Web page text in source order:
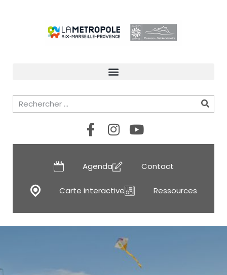
Agenda Contact
Carte interactive Ressources